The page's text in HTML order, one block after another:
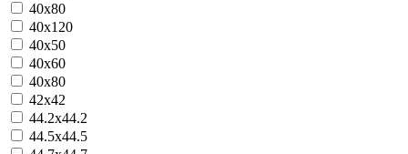
40x80
40х120
40х50
40х60
40х80
42х42
44.2х44.2
44.5х44.5